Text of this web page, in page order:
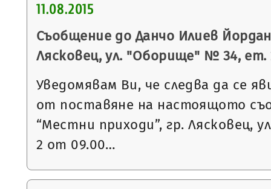
11.08.2015
Съобщение до Данчо Илиев
Лясковец, ул. "Оборище" № 34, ет.
Уведомявам Ви, че следва да се
от поставяне на настоящото
“Местни приходи”, гр. Лясковец,
2 от 09.00…